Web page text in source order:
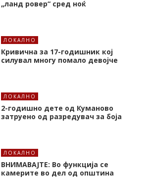
„ланд ровер“ сред ноќ
ЛОКАЛНО
Кривична за 17-годишник кој
силувал многу помало девојче
ЛОКАЛНО
2-годишно дете од Куманово
затруено од разредувач за боја
ЛОКАЛНО
ВНИМАВАЈТЕ: Во функција се
камерите во дел од општина